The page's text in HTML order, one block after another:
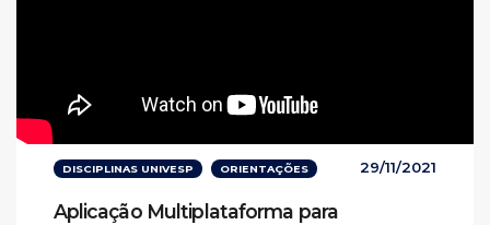
DISCIPLINAS UNIVESP ORIENTAÇÕES 29/11/2021
Aplicação Multiplataforma para